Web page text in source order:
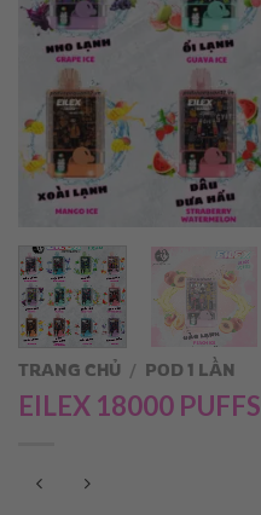
TRANG CHỦ / POD 1 LẦN
EILEX 18000 PUFFS